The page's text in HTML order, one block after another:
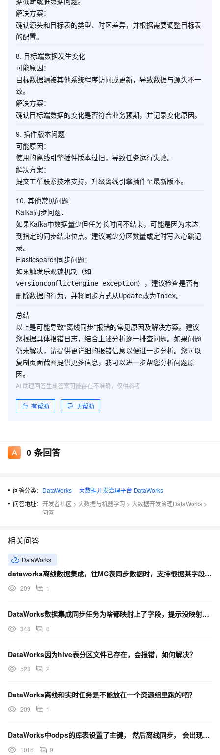
解决方案：
确认源头和目标表的类型、时区差异，并根据需要调整目标表
的配置。
8. 目标端数据发生变化
可能原因：
目标数据源被其他系统程序访问或更新，导致数据与源头不一
致。
解决方案：
确认目标端数据的变化是否符合业务预期，并记录变化原因。
9. 插件版本问题
可能原因：
使用的离线引擎插件版本过旧，导致任务运行失败。
解决方案：
提交工单联系技术支持，升级离线引擎插件至最新版本。
10. 其他常见问题
Kafka同步问题：
如果Kafka中数据量少但任务长时间不结束，可能是因为未达
到指定的同步结束位点。建议减少分区数量或定时写入心跳记
录。
Elasticsearch同步问题：
如果触发乐观锁机制（如
versionconflictengine_exception），建议检查是否有
删除数据的行为，并将同步方式从Update改为Index。
总结
以上是可能导致“离线同步”报错的常见原因及解决方案。建议
您根据具体报错日志，结合上述分析逐一排查问题。如果问题
仍未解决，请提供更详细的报错信息以便进一步分析。您可以
复制页面截图提供更多信息，我可以进一步帮您分析问题原
因。
有帮助 无帮助
AI 助理回答生成答案可能存在不准确，仅供参考
0条回答
问答分类： DataWorks
大数据开发治理平台 DataWorks
问答地址： 开发者社区 > 大数据与机器学习 > 大数据开发治理DataWorks >
问答
相关问答
DataWorks
dataworks离线数据集成，往MC表同步数据时，支持根据某字段更新写入吗？
209 1
DataWorks数据集成同步任务为啥都映射上了字段，提示没映射上 然后报错？
348 0
DataWorks因为hive表分区文件已存在，会报错，如何解决？
523 2
DataWorks离线和实时任务是不能放在一个资源组里跑的吧？
209 1
DataWorks中odps的库表设置了主键， 然后离线同步， 会出现数据重复的情况怎么办？
1016 9